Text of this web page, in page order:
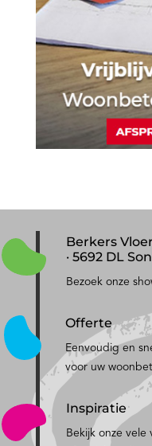
Berkers
· 5692 DL
Bezoek onze
Offerte
Eenvoudig en
voor uw
Inspiratie
Bekijk onze